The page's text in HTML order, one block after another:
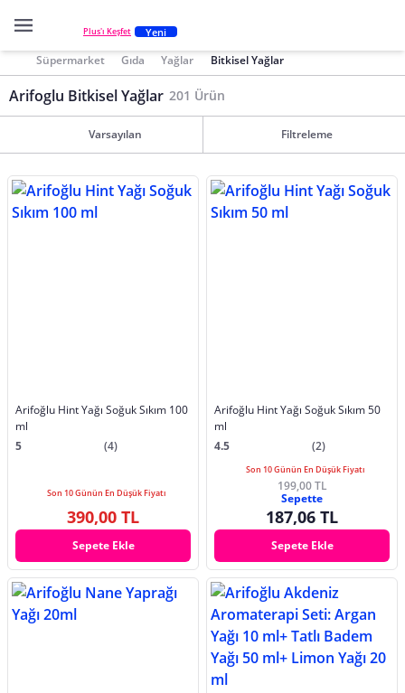
Plus'ı Keşfet Yeni
Süpermarket Gıda Yağlar Bitkisel Yağlar
Arifoglu Bitkisel Yağlar 201 Ürün
Varsayılan Filtreleme
Arifoğlu Hint Yağı Soğuk Sıkım 100
ml
5
(4)
Son 10 Günün En Düşük Fiyatı
390,00 TL
Sepete Ekle
Arifoğlu Hint Yağı Soğuk Sıkım 50
ml
4.5
(2)
Son 10 Günün En Düşük Fiyatı
199,00 TL
Sepette
187,06 TL
Sepete Ekle